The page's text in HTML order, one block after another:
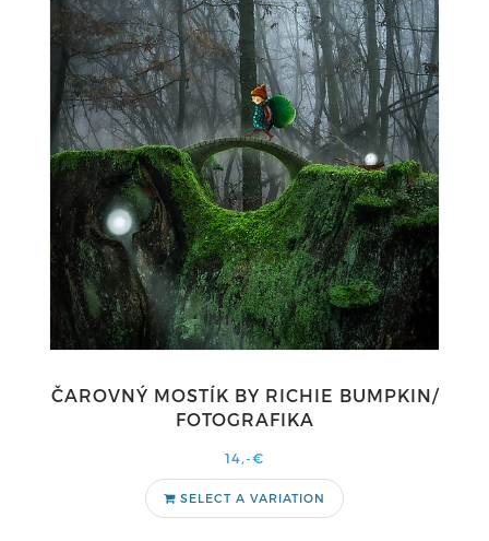
ČAROVNÝ MOSTÍK BY RICHIE BUMPKIN/
FOTOGRAFIKA
14,-€
SELECT A VARIATION